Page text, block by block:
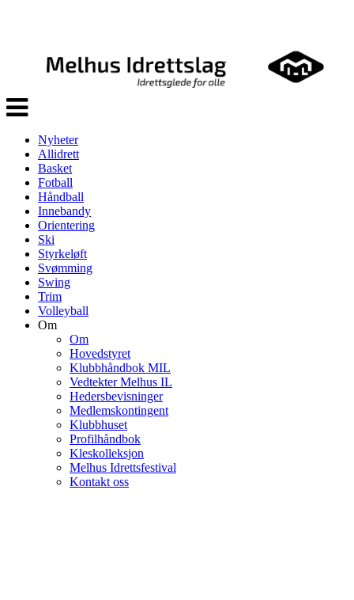
Veksle
navigasjon
Nyheter
Allidrett
Basket
Fotball
Håndball
Innebandy
Orientering
Ski
Styrkeløft
Svømming
Swing
Trim
Volleyball
Om
Om
Hovedstyret
Klubbhåndbok MIL
Vedtekter Melhus IL
Hedersbevisninger
Medlemskontingent
Klubbhuset
Profilhåndbok
Kleskolleksjon
Melhus Idrettsfestival
Kontakt oss